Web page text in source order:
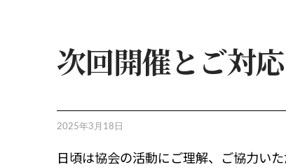
次回開催とご対
2025年3月18日
日頃は協会の活動にご理解、ご協力い